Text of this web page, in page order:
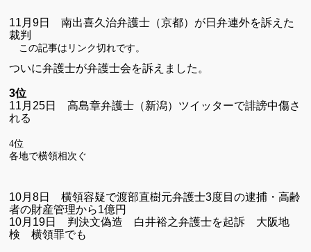
11 月9日 南出喜久治弁護士（京都）が日弁連外を訴えた
裁判
この記事はリンク切れです。
ついに弁護士が弁護士会を訴えました。
3位
11 月 25日 高島章弁護士（新潟）ツイッターで誹謗中傷さ
れる
4位
各地で横領相次ぐ
10月8日 横領容疑で渡部直樹元弁護士3度目の逮捕・高齢
者の財産管理から1億円
10月 19日 判決文偽造 白井裕之弁護士を起訴 大阪地
検 横領罪でも